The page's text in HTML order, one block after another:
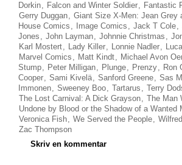
Dorkin, Falcon and Winter Soldier, Fantastic
Gerry Duggan, Giant Size X-Men: Jean Grey
House Comics , Image Comics , Jack T Cole,
Jones , John Layman, Johnnie Christmas ,
Karl Mostert, Lady Killer, Lonnie Nadler,
Marvel Comics , Matt Kindt, Michael Avon
Stump, Peter Milligan, Plunge, Prenzy, Ron
Cooper, Sami Kivelä, Sanford Greene, Sas
Immonen, Sweeney Boo, Tartarus , Terry
The Lost Carnival: A Dick Grayson, The Man
Undone by Blood or the Shadow of a Wanted
Veronica Fish, We Served the People,
Zac Thompson
Skriv en kommentar